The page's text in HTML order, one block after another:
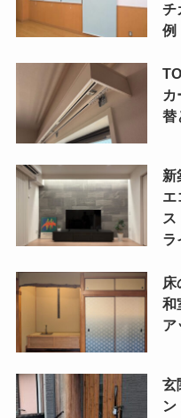
チ
例
カ
替
新
エ
ス
ラ
床
和
ア
玄
ン